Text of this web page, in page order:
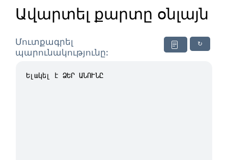
Ավարտել քարտը օնլայն
↻
Մուտքագրել
պարունակությունը: